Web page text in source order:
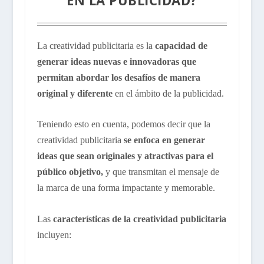
La creatividad publicitaria es la capacidad de
generar ideas nuevas e innovadoras que
permitan abordar los desafíos de manera
original y diferenteen el ámbito de la publicidad.
Teniendo esto en cuenta, podemos decir que la
creatividad publicitaria se enfoca en generar
ideas que sean originales y atractivas para el
público objetivo,y que transmitan el mensaje de
la marca de una forma impactante y memorable.
Lascaracterísticas de la creatividad publicitaria
incluyen: